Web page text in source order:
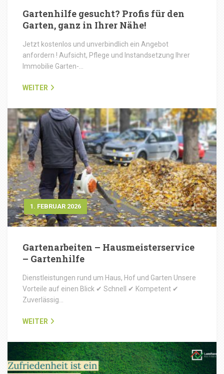
Gartenhilfe gesucht? Profis für den
Garten, ganz in Ihrer Nähe!
Jetzt kostenlos und unverbindlich ein Angebot
anfordern ! Aufsicht, Pflege und Instandsetzung Ihrer
Immobilie Garten-…
WEITER
1. FEBRUAR 2026
Gartenarbeiten – Hausmeisterservice
– Gartenhilfe
Dienstleistungen rund um Haus, Hof und Garten Unsere
Vorteile auf einen Blick ✔ Schnell ✔ Kompetent ✔
Zuverlässig…
WEITER